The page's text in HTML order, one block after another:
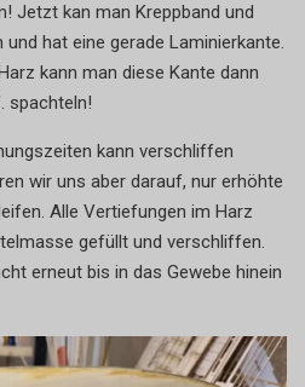
Jetzt kan man Kreppband und
hat eine gerade Laminierkante.
kann man diese Kante dann
spachteln!
kann verschliffen
wir uns aber darauf, nur erhöhte
Alle Vertiefungen im Harz
gefüllt und verschliffen.
erneut bis in das Gewebe hinein